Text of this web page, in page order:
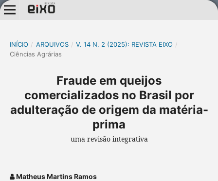
INÍCIO / ARQUIVOS / V. 14 N. 2 (2025): REVISTA EIXO /
Ciências Agrárias
Fraude em queijos
comercializados no Brasil por
adulteração de origem da matéria-
prima
uma revisão integrativa
Matheus Martins Ramos